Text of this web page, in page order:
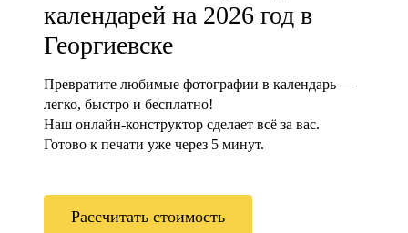
календарей на 2026 год в
Георгиевске
Превратите любимые фотографии в календарь —
легко, быстро и бесплатно!
Наш онлайн-конструктор сделает всё за вас.
Готово к печати уже через 5 минут.
Рассчитать стоимость